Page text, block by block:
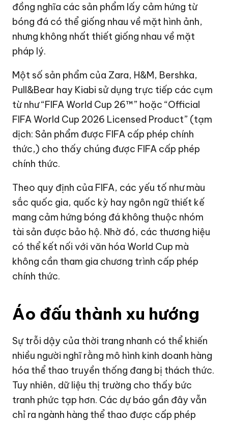
đồng nghĩa các sản phẩm lấy cảm hứng từ
bóng đá có thể giống nhau về mặt hình ảnh,
nhưng không nhất thiết giống nhau về mặt
pháp lý.
Một số sản phẩm của Zara, H&M, Bershka,
Pull&Bear hay Kiabi sử dụng trực tiếp các cụm
từ như “FIFA World Cup 26™” hoặc “Official
FIFA World Cup 2026 Licensed Product” (tạm
dịch: Sản phẩm được FIFA cấp phép chính
thức,) cho thấy chúng được FIFA cấp phép
chính thức.
Theo quy định của FIFA, các yếu tố như màu
sắc quốc gia, quốc kỳ hay ngôn ngữ thiết kế
mang cảm hứng bóng đá không thuộc nhóm
tài sản được bảo hộ. Nhờ đó, các thương hiệu
có thể kết nối với văn hóa World Cup mà
không cần tham gia chương trình cấp phép
chính thức.
Áo đấu thành xu hướng
Sự trỗi dậy của thời trang nhanh có thể khiến
nhiều người nghĩ rằng mô hình kinh doanh hàng
hóa thể thao truyền thống đang bị thách thức.
Tuy nhiên, dữ liệu thị trường cho thấy bức
tranh phức tạp hơn. Các dự báo gần đây vẫn
chỉ ra ngành hàng thể thao được cấp phép